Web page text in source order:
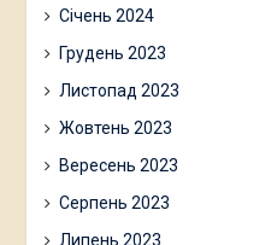
Січень 2024
Грудень 2023
Листопад 2023
Жовтень 2023
Вересень 2023
Серпень 2023
Липень 2023